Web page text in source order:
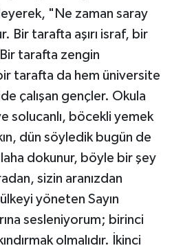
"Ne zaman saray
Bir tarafta aşırı israf, bir
tarafta zengin
bir tarafta da hem üniversite
çalışan gençler. Okula
solucanlı, böcekli yemek
dün söyledik bugün de
dokunur, böyle bir şey
sizin aranızdan
yöneten Sayın
sesleniyorum; birinci
olmalıdır. İkinci